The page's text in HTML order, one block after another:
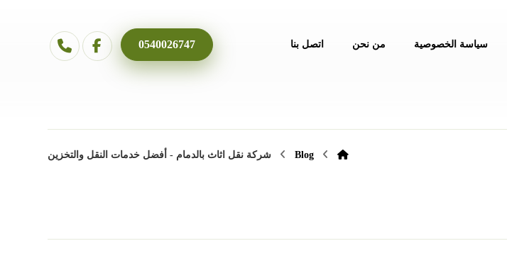
سياسة الخصوصية من نحن اتصل بنا 0540026747
Blog شركة نقل اثاث بالدمام - أفضل خدمات النقل والتخزين